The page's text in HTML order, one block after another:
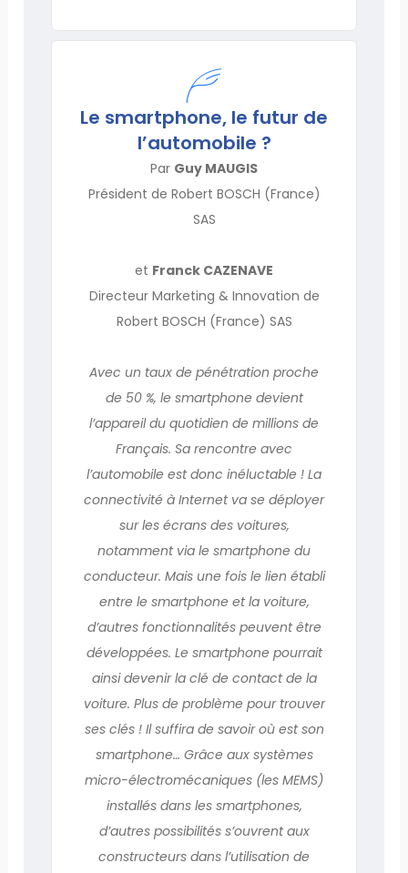
Le smartphone, le futur de
l’automobile ?
Par Guy MAUGIS
Président de Robert BOSCH (France)
SAS
et Franck CAZENAVE
Directeur Marketing & Innovation de
Robert BOSCH (France) SAS
Avec un taux de pénétration proche
de 50 %, le smartphone devient
l’appareil du quotidien de millions de
Français. Sa rencontre avec
l’automobile est donc inéluctable ! La
connectivité à Internet va se déployer
sur les écrans des voitures,
notamment via le smartphone du
conducteur. Mais une fois le lien établi
entre le smartphone et la voiture,
d’autres fonctionnalités peuvent être
développées. Le smartphone pourrait
ainsi devenir la clé de contact de la
voiture. Plus de problème pour trouver
ses clés ! Il suffira de savoir où est son
smartphone… Grâce aux systèmes
micro-électromécaniques (les MEMS)
installés dans les smartphones,
d’autres possibilités s’ouvrent aux
constructeurs dans l’utilisation de